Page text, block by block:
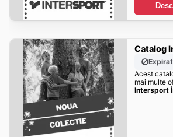
Catalog
Expirat
Acest
mai multe
Intersport